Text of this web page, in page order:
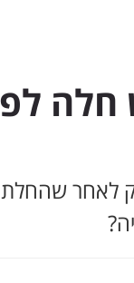
לאחר שהחלת